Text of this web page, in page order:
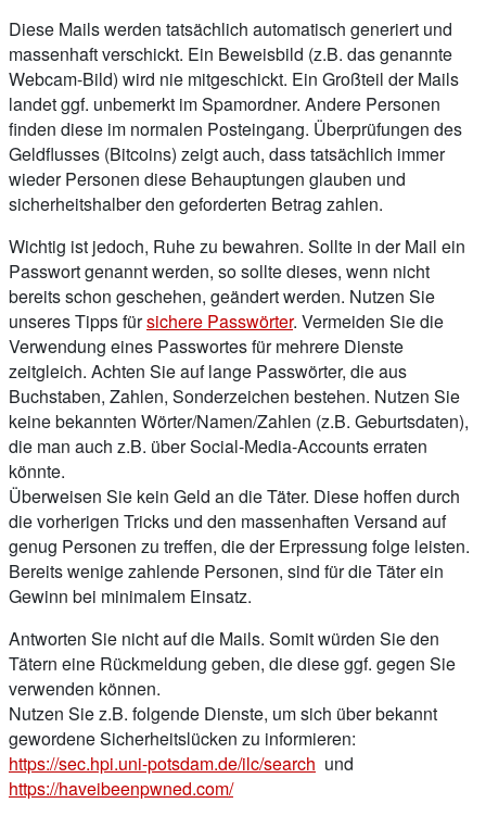
Diese Mails werden tatsächlich automatisch generiert und
massenhaft verschickt. Ein Beweisbild (z.B. das genannte
Webcam-Bild) wird nie mitgeschickt. Ein Großteil der Mails
landet ggf. unbemerkt im Spamordner. Andere Personen
finden diese im normalen Posteingang. Überprüfungen des
Geldflusses (Bitcoins) zeigt auch, dass tatsächlich immer
wieder Personen diese Behauptungen glauben und
sicherheitshalber den geforderten Betrag zahlen.
Wichtig ist jedoch, Ruhe zu bewahren. Sollte in der Mail ein
Passwort genannt werden, so sollte dieses, wenn nicht
bereits schon geschehen, geändert werden. Nutzen Sie
unseres Tipps fürsichere Passwörter. Vermeiden Sie die
Verwendung eines Passwortes für mehrere Dienste
zeitgleich. Achten Sie auf lange Passwörter, die aus
Buchstaben, Zahlen, Sonderzeichen bestehen. Nutzen Sie
keine bekannten Wörter/Namen/Zahlen (z.B. Geburtsdaten),
die man auch z.B. über Social-Media-Accounts erraten
könnte.
Überweisen Sie kein Geld an die Täter. Diese hoffen durch
die vorherigen Tricks und den massenhaften Versand auf
genug Personen zu treffen, die der Erpressung folge leisten.
Bereits wenige zahlende Personen, sind für die Täter ein
Gewinn bei minimalem Einsatz.
Antworten Sie nicht auf die Mails. Somit würden Sie den
Tätern eine Rückmeldung geben, die diese ggf. gegen Sie
verwenden können.
Nutzen Sie z.B. folgende Dienste, um sich über bekannt
gewordene Sicherheitslücken zu informieren:
https://sec.hpi.uni-potsdam.de/ilc/search und
https://haveibeenpwned.com/